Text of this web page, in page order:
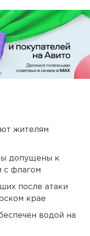
жителям
допущены к
с флагом
после атаки
крае
водой на